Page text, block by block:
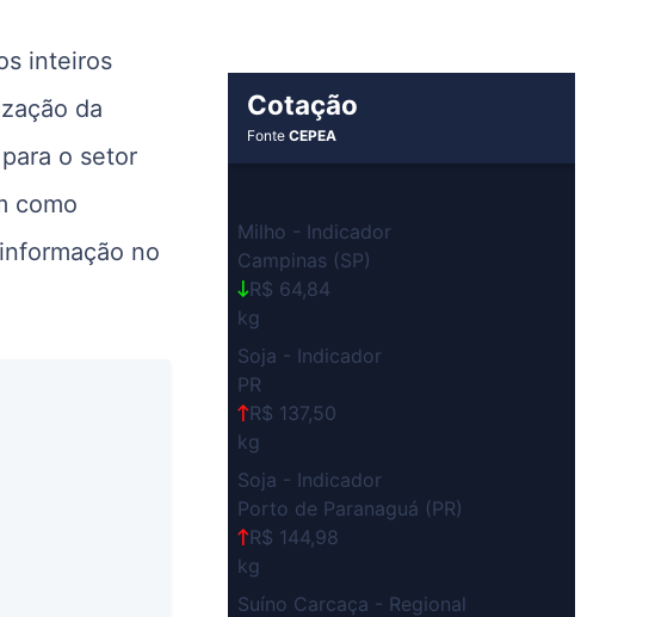
inteiros
da
o setor
como
no
Cotação
FonteCEPEA
Milho - Indicador
Campinas (SP)
R$ 64,84
kg
Soja - Indicador
PR
R$ 137,50
kg
Soja - Indicador
Porto de Paranaguá (PR)
R$ 144,98
kg
Suíno Carcaça - Regional